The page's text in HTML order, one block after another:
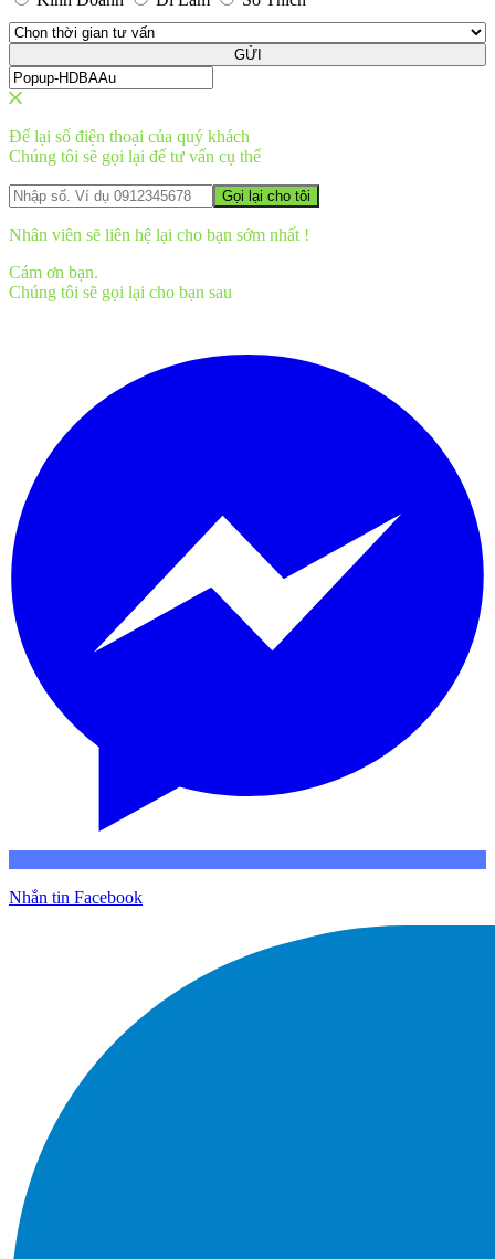
GỬI
Để lại số điện thoại của quý khách
Chúng tôi sẽ gọi lại để tư vấn cụ thể
Nhân viên sẽ liên hệ lại cho bạn sớm nhất !
Cám ơn bạn.
Chúng tôi sẽ gọi lại cho bạn sau
Nhắn tin Facebook